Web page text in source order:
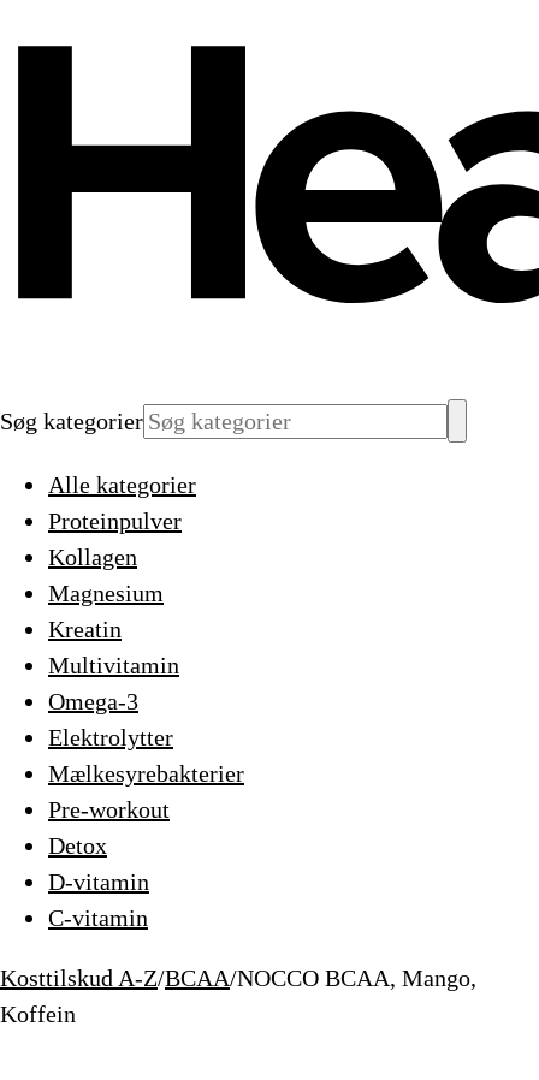
Søg kategorier
Alle kategorier
Proteinpulver
Kollagen
Magnesium
Kreatin
Multivitamin
Omega-3
Elektrolytter
Mælkesyrebakterier
Pre-workout
Detox
D-vitamin
C-vitamin
Kosttilskud A-Z/BCAA/NOCCO BCAA, Mango,
Koffein